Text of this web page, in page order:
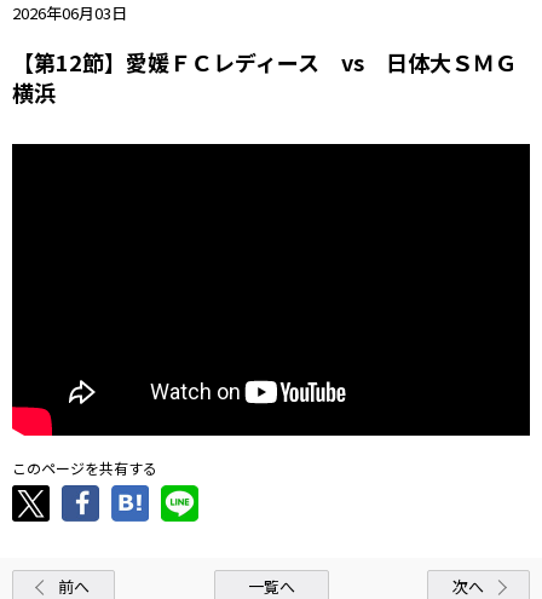
2026年06月03日
【第12節】愛媛ＦＣレディース vs 日体大ＳＭＧ
横浜
このページを共有する
前へ 一覧へ 次へ